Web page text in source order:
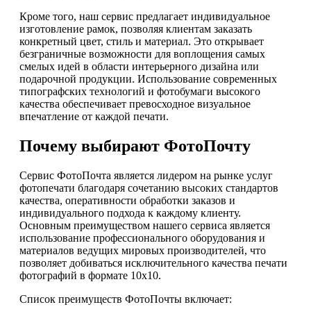
Кроме того, наш сервис предлагает индивидуальное
изготовление рамок, позволяя клиентам заказать
конкретный цвет, стиль и материал. Это открывает
безграничные возможности для воплощения самых
смелых идей в области интерьерного дизайна или
подарочной продукции. Использование современных
типографских технологий и фотобумаги высокого
качества обеспечивает превосходное визуальное
впечатление от каждой печати.
Почему выбирают ФотоПочту
Сервис ФотоПочта является лидером на рынке услуг
фотопечати благодаря сочетанию высоких стандартов
качества, оперативности обработки заказов и
индивидуального подхода к каждому клиенту.
Основным преимуществом нашего сервиса является
использование профессионального оборудования и
материалов ведущих мировых производителей, что
позволяет добиваться исключительного качества печати
фотографий в формате 10х10.
Список преимуществ ФотоПочты включает: